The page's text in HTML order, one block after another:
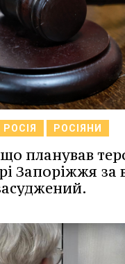
РОСІЯ РОСІЯНИ
планував
Запоріжжя за